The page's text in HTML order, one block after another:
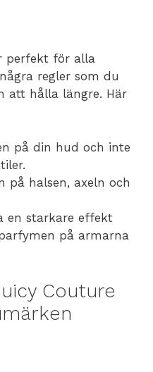
perfekt för alla
regler som du
att hålla längre. Här
på din hud och inte
på halsen, axeln och
en starkare effekt
på armarna
Couture